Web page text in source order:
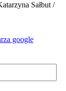
Sałbut /
google